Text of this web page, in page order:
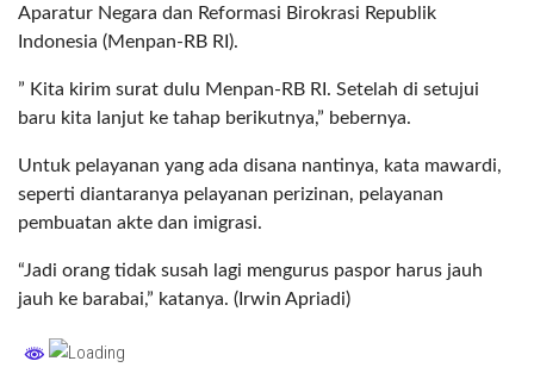
Aparatur Negara dan Reformasi Birokrasi Republik
Indonesia (Menpan-RB RI).
” Kita kirim surat dulu Menpan-RB RI. Setelah di setujui
baru kita lanjut ke tahap berikutnya,” bebernya.
Untuk pelayanan yang ada disana nantinya, kata mawardi,
seperti diantaranya pelayanan perizinan, pelayanan
pembuatan akte dan imigrasi.
“Jadi orang tidak susah lagi mengurus paspor harus jauh
jauh ke barabai,” katanya. (Irwin Apriadi)